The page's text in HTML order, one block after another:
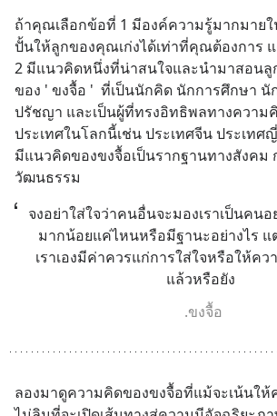
ถ้าคุณเลือกข้อที่ 1 มีองค์ความรู้มากมาย
ปั้นให้ลูกของคุณเก่งได้เท่าที่คุณต้องการ
2 มีแนวคิดหนึ่งที่น่าสนใจและนำมาสอน
ของ ' ขงจื้อ '  ที่เป็นนักคิด นักการศึกษา นั
ปรัชญา และเป็นผู้ที่ทรงอิทธิพลทางความ
ประเทศในโลกนี้เช่น ประเทศจีน ประเทศ
มีแนวคิดของขงจื้อเป็นรากฐานทางสังคม
วัฒนธรรม
จงอย่าใส่ใจว่าคนอื่นจะมองเราเป็นคนอ
มากน้อยแค่ไหนหรือมีฐานะอย่างไร แ
เราเองมีค่าควรแก่การใส่ใจหรือให้ค
แล้วหรือยัง
.ขงจื้อ
ลองมาดูความคิดของขงจื้อที่แม้จะเน้นใ